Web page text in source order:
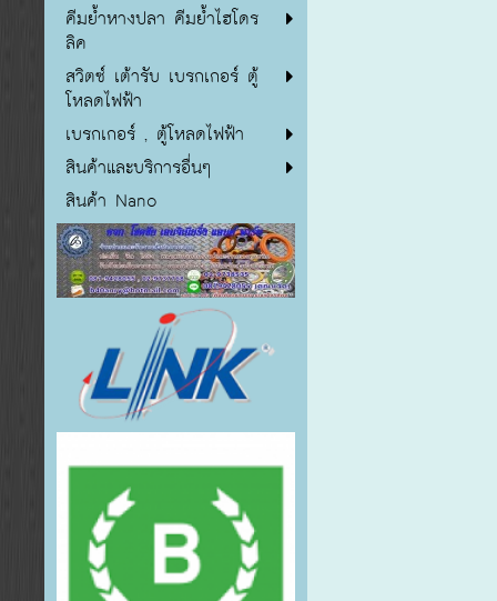
คีมย้ำหางปลา คีมย้ำไฮโดร
ลิค
สวิตซ์ เต้ารับ เบรกเกอร์ ตู้
โหลดไฟฟ้า
เบรกเกอร์ , ตู้โหลดไฟฟ้า
สินค้าและบริการอื่นๆ
สินค้า Nano